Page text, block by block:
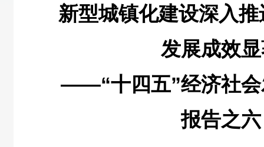
新型城镇化建设深入
发展成效
——“十四五”经济社会
报告之六